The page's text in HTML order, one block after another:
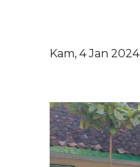
Kam, 4 Jan 2024